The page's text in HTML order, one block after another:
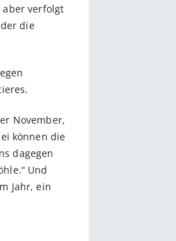
aber verfolgt
die
November,
können die
dagegen
Und
Jahr, ein